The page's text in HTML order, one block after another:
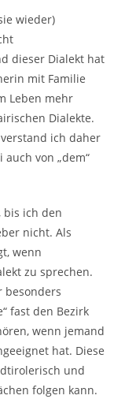
wieder)
dieser Dialekt hat
mit Familie
Leben mehr
Dialekte.
ich daher
von „dem“
bis ich den
nicht. Als
wenn
zu sprechen.
besonders
fast den Bezirk
wenn jemand
hat. Diese
und
folgen kann.